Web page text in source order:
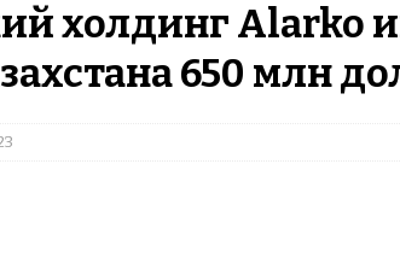
о популярных
выгоднее?
поп-культуры Казахстана
холдинг Alarko
650 млн